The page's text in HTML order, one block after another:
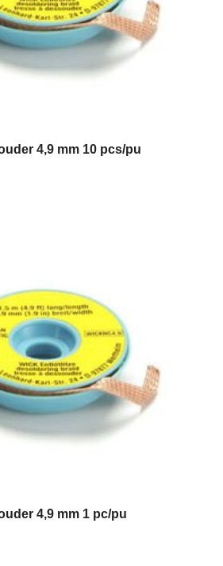
4,9 mm 10 pcs/pu
4,9 mm 1 pc/pu